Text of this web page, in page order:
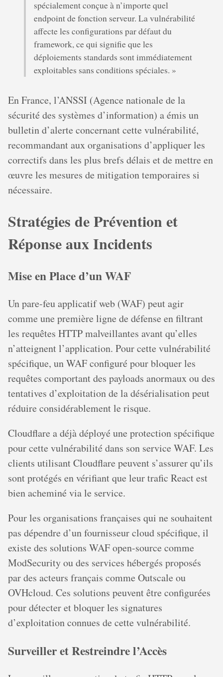
spécialement conçue à n’importe quel
endpoint de fonction serveur. La vulnérabilité
affecte les configurations par défaut du
framework, ce qui signifie que les
déploiements standards sont immédiatement
exploitables sans conditions spéciales. »
En France, l’ANSSI (Agence nationale de la
sécurité des systèmes d’information) a émis un
bulletin d’alerte concernant cette vulnérabilité,
recommandant aux organisations d’appliquer les
correctifs dans les plus brefs délais et de mettre en
œuvre les mesures de mitigation temporaires si
nécessaire.
Stratégies de Prévention et
Réponse aux Incidents
Mise en Place d’un WAF
Un pare-feu applicatif web (WAF) peut agir
comme une première ligne de défense en filtrant
les requêtes HTTP malveillantes avant qu’elles
n’atteignent l’application. Pour cette vulnérabilité
spécifique, un WAF configuré pour bloquer les
requêtes comportant des payloads anormaux ou des
tentatives d’exploitation de la désérialisation peut
réduire considérablement le risque.
Cloudflare a déjà déployé une protection spécifique
pour cette vulnérabilité dans son service WAF. Les
clients utilisant Cloudflare peuvent s’assurer qu’ils
sont protégés en vérifiant que leur trafic React est
bien acheminé via le service.
Pour les organisations françaises qui ne souhaitent
pas dépendre d’un fournisseur cloud spécifique, il
existe des solutions WAF open-source comme
ModSecurity ou des services hébergés proposés
par des acteurs français comme Outscale ou
OVHcloud. Ces solutions peuvent être configurées
pour détecter et bloquer les signatures
d’exploitation connues de cette vulnérabilité.
Surveiller et Restreindre l’Accès